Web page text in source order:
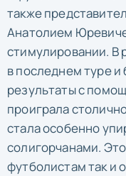
также
Анатолием
стимулировании. В
в последнем туре
результаты с
проиграла
стала особенно
солигорчанами.
футболистам так и